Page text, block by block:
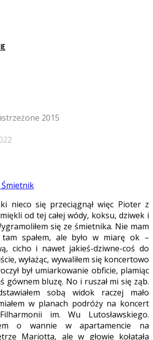
2015
nieco się przeciągnął więc Pioter z
od tej całej wódy, koksu, dziwek i
się ze śmietnika. Nie mam
tam spałem, ale było w miarę ok –
cicho i nawet jakieś-dziwne-coś do
wyłażąc, wywaliłem się koncertowo
był umiarkowanie obficie, plamiąc
gównem bluzę. No i ruszał mi się ząb.
sobą widok raczej mało
w planach podróży na koncert
im. Wu Lutosławskiego.
o wannie w apartamencie na
Mariotta, ale w głowie kołatała